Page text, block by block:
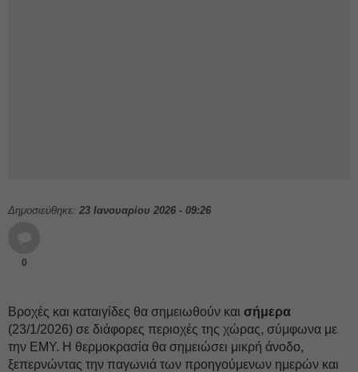
Δημοσιεύθηκε: 23 Ιανουαρίου 2026 - 09:26
0
Βροχές και καταιγίδες θα σημειωθούν και σήμερα
(23/1/2026) σε διάφορες περιοχές της χώρας, σύμφωνα με
την ΕΜΥ. Η θερμοκρασία θα σημειώσει μικρή άνοδο,
ξεπερνώντας την παγωνιά των προηγούμενων ημερών και